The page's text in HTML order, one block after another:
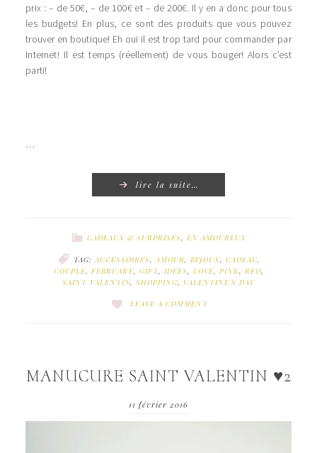
prix : – de 50€, – de 100€ et – de 200€. Il y en a donc pour tous
les budgets! En plus, ce sont des produits que vous pouvez
trouver en boutique! Eh oui il est trop tard pour commander par
Internet! Il est temps (réellement) de vous bouger! Alors c’est
parti!
…
lire la suite…
CADEAUX & SURPRISES EN AMOUREUX
TAG: ACCESSOIRES AMOUR BIJOUX, CADEAU,
COUPLE, FEBRUARY, GIFT, IDEES, LOVE, PINK, RED,
SAINT VALENTIN, SHOPPING, VALENTINE'S DAY
LEAVE A COMMENT
MANUCURE SAINT VALENTIN ♥2
11 février 2016